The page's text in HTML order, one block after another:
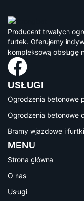
Producent trwałych
furtek. Oferujemy
kompleksową obsługę
USŁUGI
Ogrodzenia betonowe
Ogrodzenia betonowe
Bramy wjazdowe i furtki
MENU
Strona główna
O nas
Usługi